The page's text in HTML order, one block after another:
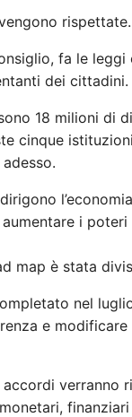
rispettate.
fa le
dei cittadini.
18 milioni di
cinque
i
map è stata
nel
e
verranno